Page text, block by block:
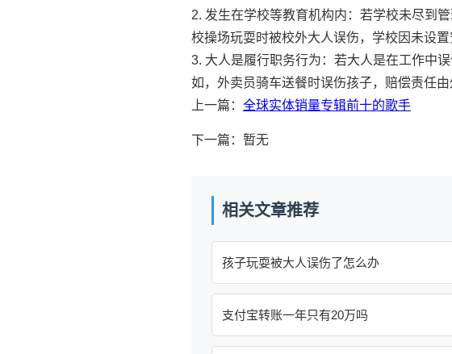
2. 发生在学校等教育机构内：若学校未尽到
校操场玩耍时被校外大人误伤，学校因未设置
3. 大人是履行职务行为：若大人是在工作中
如，外卖员骑车送餐时误伤孩子，赔偿责任由
上一篇： 全球实体销量专辑前十的歌手
下一篇：暂无
相关文章推荐
孩子玩耍被大人误伤了怎么办
支付宝转账一年只有20万吗